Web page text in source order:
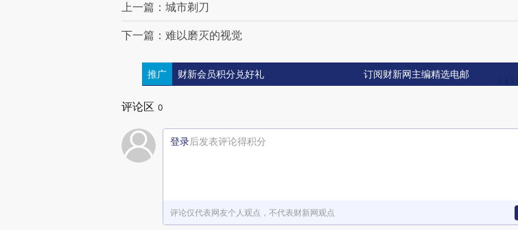
上一篇：城市剃刀
下一篇：难以磨灭的视觉
推广 财新会员积分兑好礼 订阅财新网主编精选电邮
评论区 0
登录后发表评论得积分
评论仅代表网友个人观点，不代表财新网观点